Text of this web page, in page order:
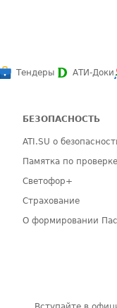
Тендеры АТИ-Доки
БЕЗОПАСНОСТЬ
ATI.SU о
Памятка по
Светофор+
Страхование
О формировании